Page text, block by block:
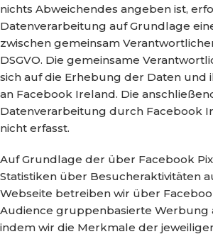
nichts Abweichendes angeben ist,
Datenverarbeitung auf Grundlage
zwischen gemeinsam
DSGVO. Die gemeinsame
sich auf die Erhebung der Daten
an Facebook Ireland. Die
Datenverarbeitung durch Facebook
nicht erfasst.
Auf Grundlage der über Facebook
Statistiken über Besucheraktivitäten
Webseite betreiben wir über
Audience gruppenbasierte Werbung
indem wir die Merkmale der